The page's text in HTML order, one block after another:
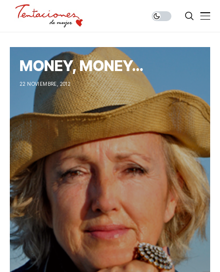
MONEY, MONEY…
22 NOVIEMBRE, 2012